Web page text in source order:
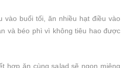
vào buổi tối, ăn nhiều hạt điều vào
và béo phì vì không tiêu hao được
hợp ăn cùng salad sẽ ngon miệng